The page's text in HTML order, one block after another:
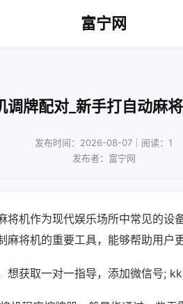
富宁网
调牌配对_新手打自动麻
发布时间：2026-08-07｜阅读：1
发布者：富宁网
将机作为现代娱乐场所中常见的
麻将机的重要工具，能够帮助用户
想获取一对一指导，添加微信号;